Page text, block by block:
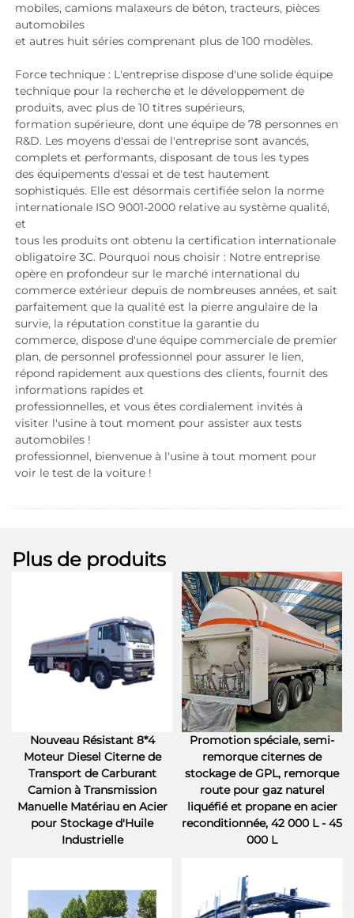
mobiles, camions malaxeurs de béton, tracteurs, pièces
automobiles
et autres huit séries comprenant plus de 100 modèles.
Force technique : L'entreprise dispose d'une solide équipe
technique pour la recherche et le développement de
produits, avec plus de 10 titres supérieurs,
formation supérieure, dont une équipe de 78 personnes en
R&D. Les moyens d'essai de l'entreprise sont avancés,
complets et performants, disposant de tous les types
des équipements d'essai et de test hautement
sophistiqués. Elle est désormais certifiée selon la norme
internationale ISO 9001-2000 relative au système qualité,
et
tous les produits ont obtenu la certification internationale
obligatoire 3C. Pourquoi nous choisir : Notre entreprise
opère en profondeur sur le marché international du
commerce extérieur depuis de nombreuses années, et sait
parfaitement que la qualité est la pierre angulaire de la
survie, la réputation constitue la garantie du
commerce, dispose d'une équipe commerciale de premier
plan, de personnel professionnel pour assurer le lien,
répond rapidement aux questions des clients, fournit des
informations rapides et
professionnelles, et vous êtes cordialement invités à
visiter l'usine à tout moment pour assister aux tests
automobiles !
professionnel, bienvenue à l'usine à tout moment pour
voir le test de la voiture !
Plus de produits
Nouveau Résistant 8*4
Moteur Diesel Citerne de
Transport de Carburant
Camion à Transmission
Manuelle Matériau en Acier
pour Stockage d'Huile
Industrielle
Promotion spéciale, semi-
remorque citernes de
stockage de GPL, remorque
route pour gaz naturel
liquéfié et propane en acier
reconditionnée, 42 000 L - 45
000 L